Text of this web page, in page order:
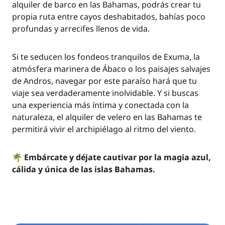
alquiler de barco en las Bahamas, podrás crear tu
propia ruta entre cayos deshabitados, bahías poco
profundas y arrecifes llenos de vida.
Si te seducen los fondeos tranquilos de Exuma, la
atmósfera marinera de Ábaco o los paisajes salvajes
de Andros, navegar por este paraíso hará que tu
viaje sea verdaderamente inolvidable. Y si buscas
una experiencia más íntima y conectada con la
naturaleza, el alquiler de velero en las Bahamas te
permitirá vivir el archipiélago al ritmo del viento.
🌴 Embárcate y déjate cautivar por la magia azul,
cálida y única de las islas Bahamas.